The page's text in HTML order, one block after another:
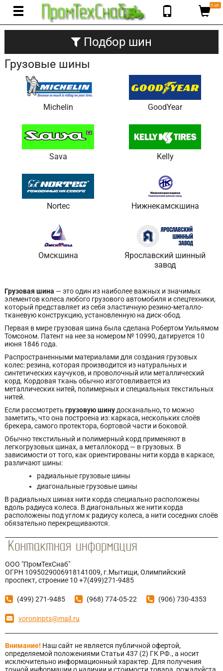
0 шт.
Подбор шин
Грузовые шины
Michelin GoodYear
Sava Kelly
Nortec Нижнекамскшина
Омскшина
Ярославский шинный
завод
Грузовая шина — это один из наиболее важных и значимых
элементов колеса любого грузового автомобиля и спецтехники,
который представляет из себя эластичную резино-металло-
тканевую конструкцию, установленную на диск-обод.
Первая в мире грузовая шина была сделана Робертом Уильямом
Томсоном. Патент на нее за номером № 10990, датируется 10
июня 1846 года.
Распространенными материалами для создания грузовых
колес: резина, которая производится из натуральных и
синтетических каучуков, и проволочный или металлический
корд. Кордовая ткань обычно изготовливается из
металлических нитей, полимерных и специальных текстильных
нитей.
Если рассмотреть грузовую шину досканально,то можно
заметить, что она построена из: каркаса, нескольких слоёв
брекера, самого протектора, бортовой части и боковой.
Обычно текстильный и полимерный корд применяют в
легкогрузовых шинах, а металлокорд — в грузовых. В
зависимости от того, как ориентированы нити корда в каркасе,
различают шины:
радиальные грузовые шины
диагональные грузовые шины
В радиальных шинах нити корда специально расположены
вдоль радиуса колеса. В диагональных же нити корда
расположены под углом к радиусу колеса, а нити соседних слоёв
обязательно перекрещиваются.
ООО "ПромТехСнаб"
ОГРН 1095029006918141009, г.Мытищи, Олимпийский
проспект, строение 10 +7(499)271-9485
(499) 271-9485 (968) 774-05-22 (906) 730-4353
voroninpts@mail.ru
Внимание! Наш сайт не является публичной офертой,
определяемой положениями Статьи 437 (2) ГК РФ., а носит
исключительно информационный характер. Для получения